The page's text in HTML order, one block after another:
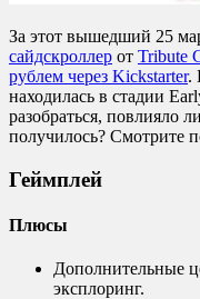
За этот вышедший 25
сайдскроллер от Tribute
рублем через Kickstarter.
находилась в стадии
разобраться, повлияло
получилось? Смотрите
Геймплей
Плюсы
Дополнительные
эксплоринг.